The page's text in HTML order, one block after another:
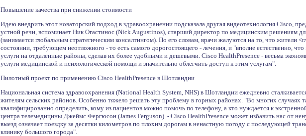
Повышение качества при снижении стоимости
Идею внедрить этот новаторский подход в здравоохранении подсказала другая видеотехнология Cisco,
устной речи, вспоминает Ник Огастинос (Nick Augustinos), старший директор по медицинским решениям
(занимается глобальным стратегическим консалтингом). По его словам, врачи жалуются на то, что жители
состоянии, требующем неотложного - то есть самого дорогостоящего - лечения, и "вполне естественно,
услуги на отдаленные районы, сделав их более удобными и дешевыми. Cisco HealthPresence - весьма
услуги медицинской и психологической помощи и значительно облегчить доступ к этим услугам".
Пилотный проект по применению Cisco HealthPresence в Шотландии
Национальная система здравоохранения (National Health System, NHS) в Шотландии ежедневно
жителям сельских районов. Особенно тяжело решать эту проблему в горных районах. "Во многих случаях
квалифицированно определить, кому из пациентов можно помочь по телефону, а кто нуждается к
центра телемедицины Джеймс Фергюсон (James Ferguson). - Cisco HealthPresence может избавить нас от
выезд означает поездку за десятки километров по плохим дорогам в ненастную погоду с последующей
клинику большого города".